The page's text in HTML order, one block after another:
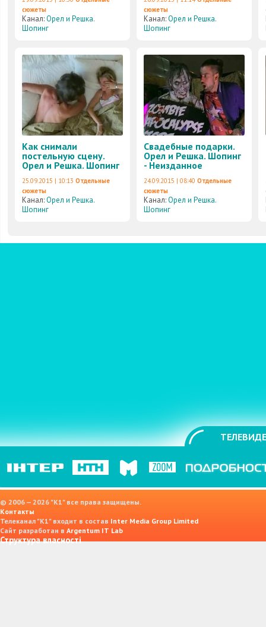
сюжеты
Канал:Орел и Решка.
Шопинг
сюжеты
Канал:Орел и Решка.
Шопинг
Как снимали
постельную сцену.
Орел и Решка. Шопинг
25.09.2015 | 10:13 Отдельные
сюжеты
Канал:Орел и Решка.
Шопинг
Свадебные подарки.
Орел и Решка. Шопинг
- Неизданное
24.09.2015 | 08:40 Отдельные
сюжеты
Канал:Орел и Решка.
Шопинг
© 2006 — 2026 "K1" все права защищены.
Контакты
Телеканал "К1" входит в состав Inter Media Group Limited
Сайт разработан в Argentum IT Lab
Структура власності